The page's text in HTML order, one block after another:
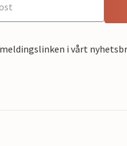
i vårt